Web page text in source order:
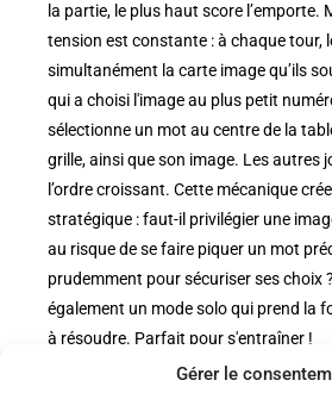
Gérer le
la partie, le plus haut score l’emporte.
tension est constante : à chaque tour,
simultanément la carte image qu’ils
qui a choisi l'image au plus petit
sélectionne un mot au centre de la
grille, ainsi que son image. Les autres
l’ordre croissant. Cette mécanique
stratégique : faut-il privilégier une
au risque de se faire piquer un mot
prudemment pour sécuriser ses choix
également un mode solo qui prend la
à résoudre. Parfait pour s'entraîner !